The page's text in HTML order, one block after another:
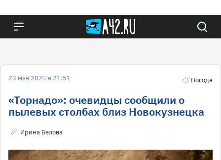
23 мая 2023 в 21:51 Погода
«Торнадо»: очевидцы сообщили о
пылевых столбах близ Новокузнецка
Ирина Белова